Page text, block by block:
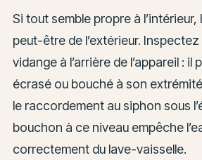
Si tout semble propre à
peut-être de l’extérieur. Inspectez
vidange à l’arrière de l’appareil : il
écrasé ou bouché à son
le raccordement au siphon sous
bouchon à ce niveau empêche
correctement du lave-vaisselle.